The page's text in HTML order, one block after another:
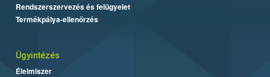
Rendszerszervezés és felügyelet
Termékpálya-ellenőrzés
Ügyintézés
Élelmiszer